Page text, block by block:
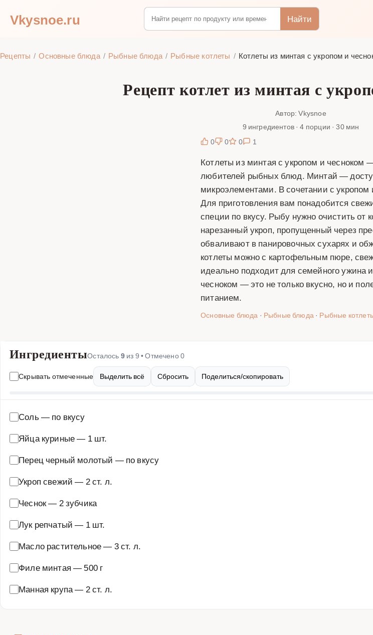
Vkysnoe.ru Найти
Рецепты Основные блюда Рыбные блюда Рыбные котлеты Котлеты из минтая с укропом и
Рецепт котлет из минтая с
Автор: Vkysnoe
9 ингредиентов · 4 порции · 30 мин
0
0 0 1
Котлеты из минтая с укропом и чесноком
любителей рыбных блюд. Минтай —
микроэлементами. В сочетании с
Для приготовления вам понадобится
специи по вкусу. Рыбу нужно очистить
нарезанный укроп, пропущенный через
обваливают в панировочных сухарях и
котлеты можно с картофельным пюре,
идеально подходит для семейного ужина
чесноком — это не только вкусно, но и
питанием.
Основные блюда · Рыбные блюда· Рыбные
ИнгредиентыОсталось 9из 9 • Отмечено0
Скрывать отмеченные Выделить всё Сбросить Поделиться/скопировать
Соль — по вкусу
Яйца куриные— 1 шт.
Перец черный молотый — по вкусу
Укроп свежий — 2 ст. л.
Чеснок— 2 зубчика
Лук репчатый — 1 шт.
Масло растительное— 3 ст. л.
Филе минтая — 500 г
Манная крупа— 2 ст. л.